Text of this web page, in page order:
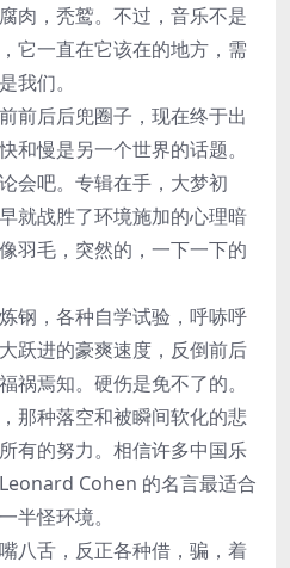
肉，秃鹫。不过，音乐不是
它一直在它该在的地方，需
我们。
前后后兜圈子，现在终于出
和慢是另一个世界的话题。
会吧。专辑在手，大梦初
就战胜了环境施加的心理暗
羽毛，突然的，一下一下的
钢，各种自学试验，呼哧呼
跃进的豪爽速度，反倒前后
祸焉知。硬伤是免不了的。
那种落空和被瞬间软化的悲
有的努力。相信许多中国乐
Cohen 的名言最适合
半怪环境。
八舌，反正各种借，骗，着